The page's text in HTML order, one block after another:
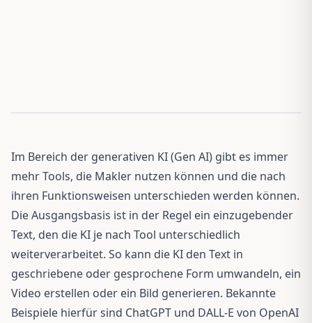
Im Bereich der generativen KI (Gen AI) gibt es immer
mehr Tools, die Makler nutzen können und die nach
ihren Funktionsweisen unterschieden werden können.
Die Ausgangsbasis ist in der Regel ein einzugebender
Text, den die KI je nach Tool unterschiedlich
weiterverarbeitet. So kann die KI den Text in
geschriebene oder gesprochene Form umwandeln, ein
Video erstellen oder ein Bild generieren. Bekannte
Beispiele hierfür sind ChatGPT und DALL-E von OpenAI